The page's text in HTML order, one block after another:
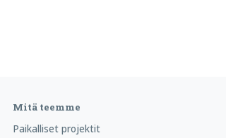
Mitä teemme
Paikalliset projektit